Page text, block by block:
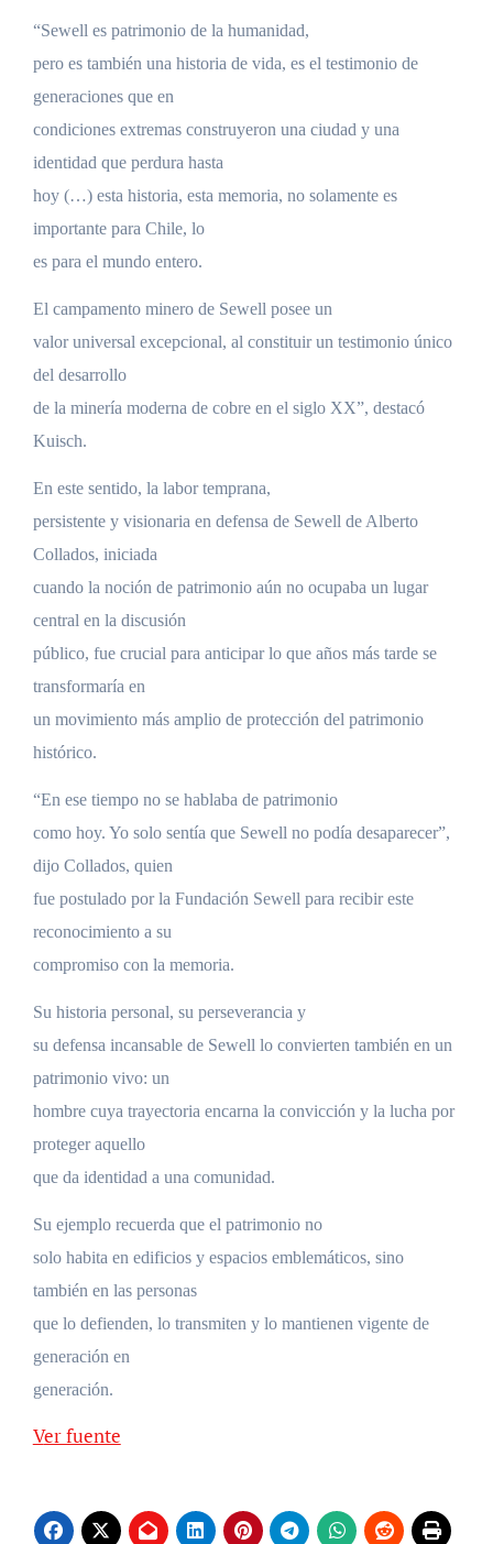
“Sewell es patrimonio de la humanidad,
pero es también una historia de vida, es el testimonio de
generaciones que en
condiciones extremas construyeron una ciudad y una
identidad que perdura hasta
hoy (…) esta historia, esta memoria, no solamente es
importante para Chile, lo
es para el mundo entero.
El campamento minero de Sewell posee un
valor universal excepcional, al constituir un testimonio único
del desarrollo
de la minería moderna de cobre en el siglo XX”, destacó
Kuisch.
En este sentido, la labor temprana,
persistente y visionaria en defensa de Sewell de Alberto
Collados, iniciada
cuando la noción de patrimonio aún no ocupaba un lugar
central en la discusión
público, fue crucial para anticipar lo que años más tarde se
transformaría en
un movimiento más amplio de protección del patrimonio
histórico.
“En ese tiempo no se hablaba de patrimonio
como hoy. Yo solo sentía que Sewell no podía desaparecer”,
dijo Collados, quien
fue postulado por la Fundación Sewell para recibir este
reconocimiento a su
compromiso con la memoria.
Su historia personal, su perseverancia y
su defensa incansable de Sewell lo convierten también en un
patrimonio vivo: un
hombre cuya trayectoria encarna la convicción y la lucha por
proteger aquello
que da identidad a una comunidad.
Su ejemplo recuerda que el patrimonio no
solo habita en edificios y espacios emblemáticos, sino
también en las personas
que lo defienden, lo transmiten y lo mantienen vigente de
generación en
generación.
Ver fuente